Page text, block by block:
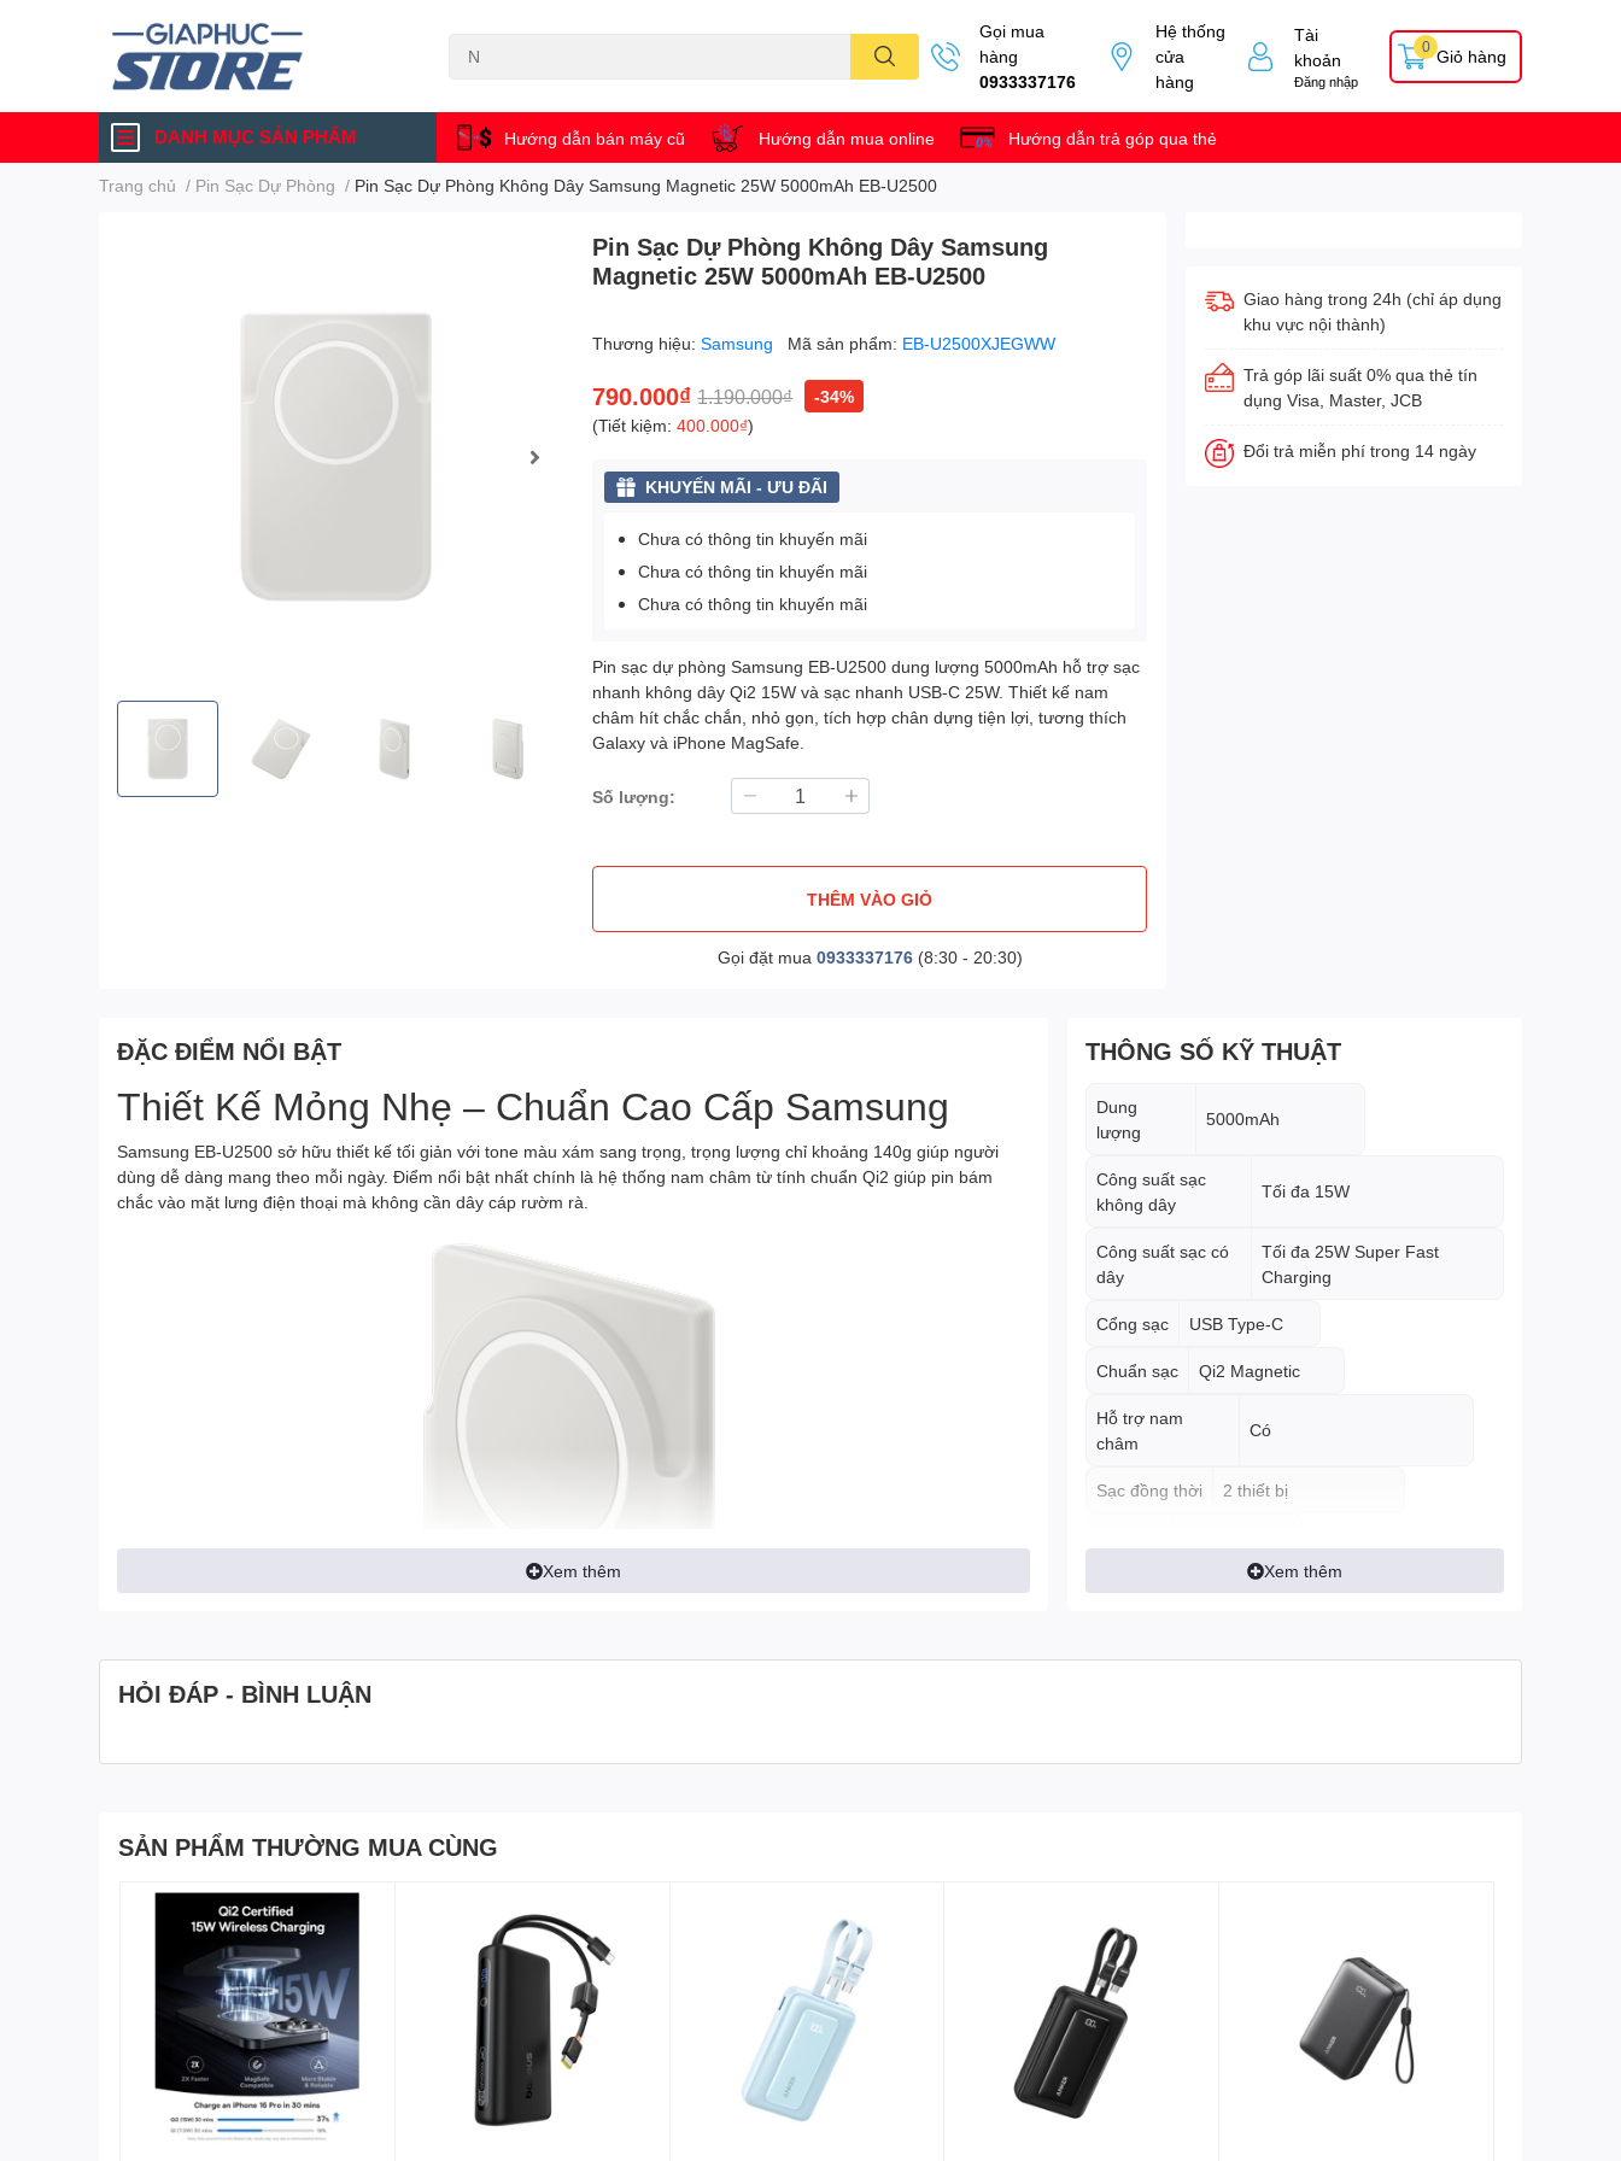
Gọi mua
hàng
0933337176
Hệ thống
cửa
hàng
Tài
khoản
Đăng nhập
Giỏ hàng
0
DANH MỤC SẢN PHẨM Hướng dẫn bán máy cũ Hướng dẫn mua online Hướng dẫn trả góp qua thẻ
Trang chủ / Pin Sạc Dự Phòng / Pin Sạc Dự Phòng Không Dây Samsung Magnetic 25W 5000mAh EB-U2500
Pin Sạc Dự Phòng Không Dây Samsung
Magnetic 25W 5000mAh EB-U2500
Thương hiệu:Samsung Mã sản phẩm: EB-U2500XJEGWW
790.000₫ 1.190.000₫
-34%
(Tiết kiệm:400.000₫)
KHUYẾN MÃI - ƯU ĐÃI
Chưa có thông tin khuyến mãi
Chưa có thông tin khuyến mãi
Chưa có thông tin khuyến mãi
Pin sạc dự phòng Samsung EB-U2500 dung lượng 5000mAh hỗ trợ sạc
nhanh không dây Qi2 15W và sạc nhanh USB-C 25W. Thiết kế nam
châm hít chắc chắn, nhỏ gọn, tích hợp chân dựng tiện lợi, tương thích
Galaxy và iPhone MagSafe.
Số lượng:
THÊM VÀO GIỎ
Gọi đặt mua 0933337176(8:30 - 20:30)
Giao hàng trong 24h (chỉ áp dụng
khu vực nội thành)
Trả góp lãi suất 0% qua thẻ tín
dụng Visa, Master, JCB
Đổi trả miễn phí trong 14 ngày
ĐẶC ĐIỂM NỔI BẬT
Thiết Kế Mỏng Nhẹ – Chuẩn Cao Cấp Samsung
Samsung EB-U2500 sở hữu thiết kế tối giản với tone màu xám sang trọng, trọng lượng chỉ khoảng 140g giúp người
dùng dễ dàng mang theo mỗi ngày. Điểm nổi bật nhất chính là hệ thống nam châm từ tính chuẩn Qi2 giúp pin bám
chắc vào mặt lưng điện thoại mà không cần dây cáp rườm rà.
cực kỳ thoải mái.
Hỗ Trợ Sạc Không Dây Qi2 15W
Pin dự phòng Samsung hỗ trợ công nghệ sạc không dây Qi2 công suất lên đến 15W, tương thích tốt với:
Samsung Galaxy hỗ trợ Qi2
iPhone hỗ trợ MagSafe
Các thiết bị chuẩn sạc không dây tương thích
Nam châm hít cực chắc giúp hạn chế tình trạng lệch vị trí sạc khi di chuyển.
Xem thêm
THÔNG SỐ KỸ THUẬT
Dung
lượng
5000mAh
Công suất sạc
không dây
Tối đa 15W
Công suất sạc có
dây
Tối đa 25W Super Fast
Charging
Cổng sạc USB Type-C
Chuẩn sạc Qi2 Magnetic
Hỗ trợ nam
châm
Có
Sạc đồng thời 2 thiết bị
Chân dựng tích hợp
Galaxy, iPhone MagSafe, thiết
Xem thêm
HỎI ĐÁP - BÌNH LUẬN
SẢN PHẨM THƯỜNG MUA CÙNG